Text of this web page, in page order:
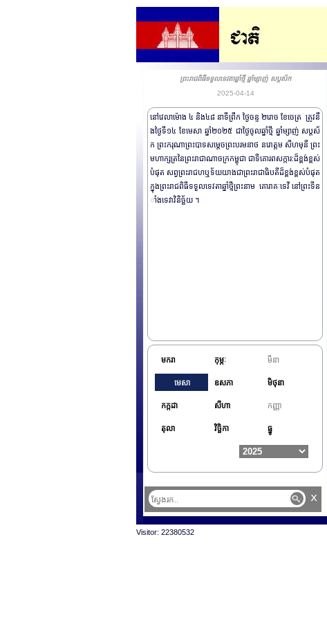
ព្រះរាជពិធីទទួលទេវតាឆ្នាំថ្មី ឆ្នាំម្សាញ់ សប្តស័ក
2025-04-14
នៅវេលាម៉ោង ៤ និង៤៨ នាទីព្រឹក ថ្ងៃចន្ទ ២រោច ខែចេត្រ ត្រូវនឹ
ងថ្ងៃទី១៤ ខែមេសា ឆ្នាំ២០២៥ ជាថ្ងៃចូលឆ្នាំថ្មី ឆ្នាំម្សាញ់ សប្តស័
ក ព្រះករុណាព្រះបាទសម្តេចព្រះបរមនាថ នរោត្តម សីហមុនី ព្រះ
មហាក្សត្រនៃព្រះរាជាណាចក្រកម្ពុជា ជាទីគោរពសក្ការ:ដ៏ខ្ពង់ខ្ពស់
បំផុត សព្វព្រះរាជហឬទ័យយាងជាព្រះរាជាធិបតីដ៏ខ្ពង់ខ្ពស់បំផុត
ក្នុងព្រះរាជពិធីទទួលទេវតាឆ្នាំថ្មីព្រះនាម គោរាគៈទេវី នៅព្រះទីន
ាំងទេវាវិនិច្ឆ័យ ។
មករា កុម្ភៈ មីនា
មេសា ឧសភា មិថុនា
កក្កដា សីហា កញ្ញា
តុលា វិច្ឆិកា ធ្នូ
x
Visitor: 22380532